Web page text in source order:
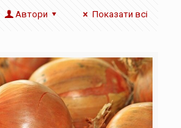
Автори Показати всі